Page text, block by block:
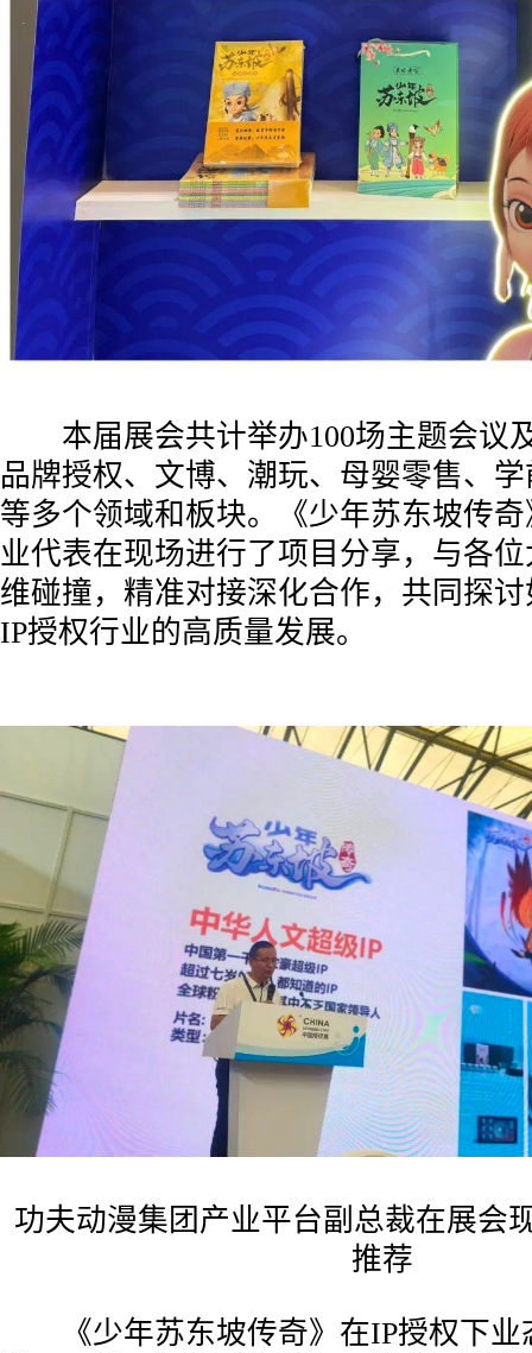
本届展会共计举办100场主题会议
品牌授权、文博、潮玩、母婴零售、
等多个领域和板块。《少年苏东坡传
业代表在现场进行了项目分享，与各
维碰撞，精准对接深化合作，共同探
IP授权行业的高质量发展。
功夫动漫集团产业平台副总裁在展会
推荐
《少年苏东坡传奇》在IP授权下业